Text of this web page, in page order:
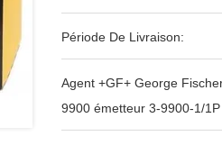
Période De Livraison:
Agent +GF+ George
9900 émetteur 3-9900-1/1P